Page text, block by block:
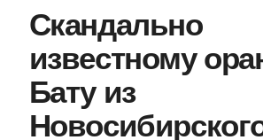
Скандально
известному
Бату из